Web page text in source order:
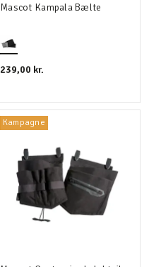
Mascot Kampala Bælte
239,00 kr.
Kampagne